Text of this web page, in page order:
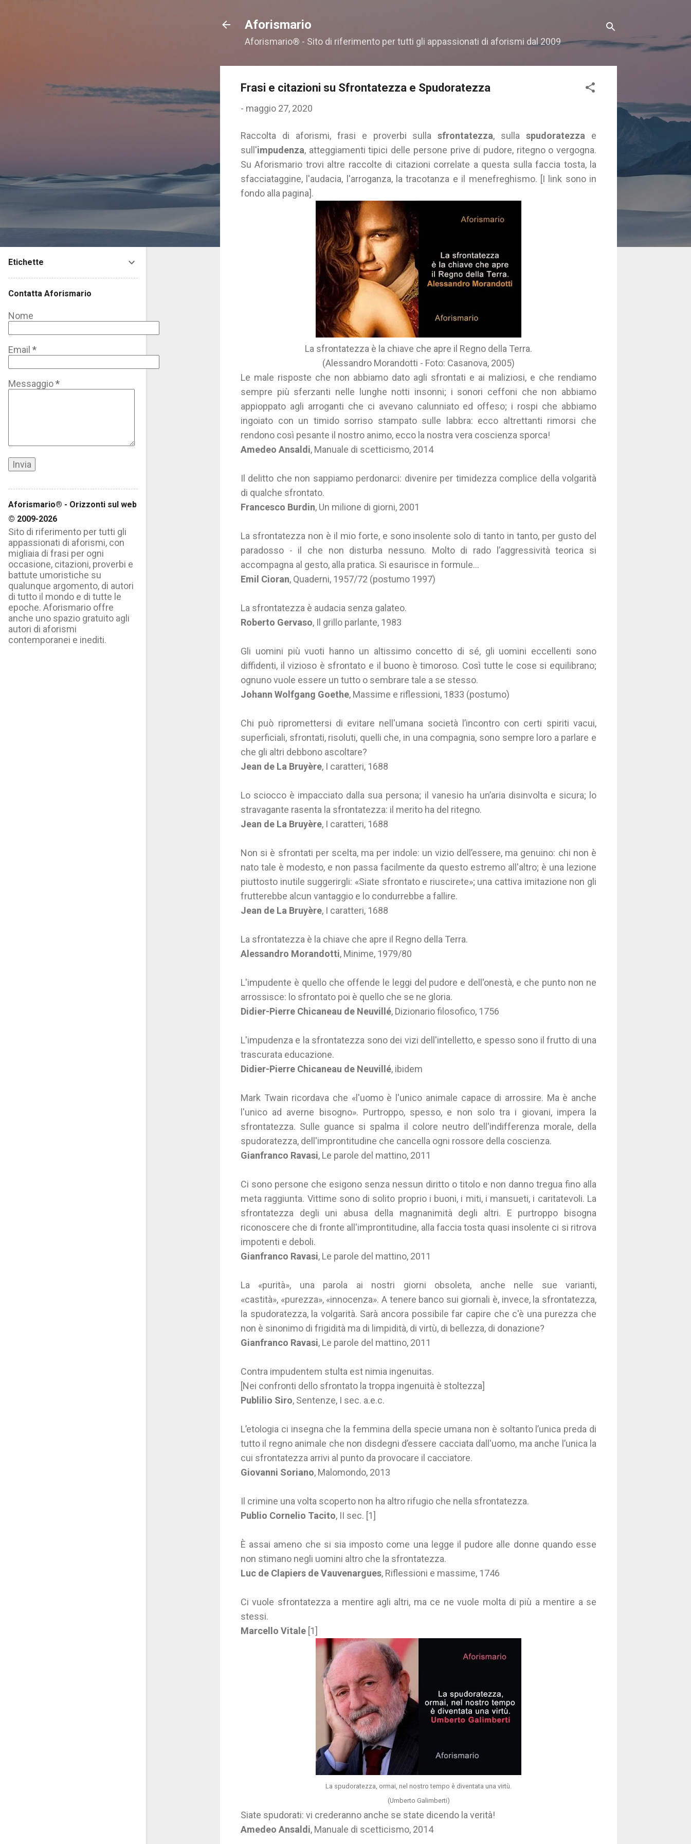
Aforismario
Aforismario® - Sito di riferimento per tutti gli appassionati di aforismi dal 2009
Frasi e citazioni su Sfrontatezza e Spudoratezza
- maggio 27, 2020
Raccolta di aforismi, frasi e proverbi sullasfrontatezza, sullaspudoratezza e
sull'impudenza, atteggiamenti tipici delle persone prive di pudore, ritegno o vergogna.
Su Aforismario trovi altre raccolte di citazioni correlate a questa sulla faccia tosta, la
sfacciataggine, l'audacia, l'arroganza, la tracotanza e il menefreghismo. [I link sono in
fondo alla pagina].
La sfrontatezza è la chiave che apre il Regno della Terra.
(Alessandro Morandotti - Foto: Casanova, 2005)
Le male risposte che non abbiamo dato agli sfrontati e ai maliziosi, e che rendiamo
sempre più sferzanti nelle lunghe notti insonni; i sonori ceffoni che non abbiamo
appioppato agli arroganti che ci avevano calunniato ed offeso; i rospi che abbiamo
ingoiato con un timido sorriso stampato sulle labbra: ecco altrettanti rimorsi che
rendono così pesante il nostro animo, ecco la nostra vera coscienza sporca!
Amedeo Ansaldi, Manuale di scetticismo, 2014
Il delitto che non sappiamo perdonarci: divenire per timidezza complice della volgarità
di qualche sfrontato.
Francesco Burdin, Un milione di giorni, 2001
La sfrontatezza non è il mio forte, e sono insolente solo di tanto in tanto, per gusto del
paradosso - il che non disturba nessuno. Molto di rado l’aggressività teorica si
accompagna al gesto, alla pratica. Si esaurisce in formule...
Emil Cioran, Quaderni, 1957/72 (postumo 1997)
La sfrontatezza è audacia senza galateo.
Roberto Gervaso, Il grillo parlante, 1983
Gli uomini più vuoti hanno un altissimo concetto di sé, gli uomini eccellenti sono
diffidenti, il vizioso è sfrontato e il buono è timoroso. Così tutte le cose si equilibrano;
ognuno vuole essere un tutto o sembrare tale a se stesso.
Johann Wolfgang Goethe, Massime e riflessioni, 1833 (postumo)
Chi può ripromettersi di evitare nell'umana società l’incontro con certi spiriti vacui,
superficiali, sfrontati, risoluti, quelli che, in una compagnia, sono sempre loro a parlare e
che gli altri debbono ascoltare?
Jean de La Bruyère, I caratteri, 1688
Lo sciocco è impacciato dalla sua persona; il vanesio ha un’aria disinvolta e sicura; lo
stravagante rasenta la sfrontatezza: il merito ha del ritegno.
Jean de La Bruyère, I caratteri, 1688
Non si è sfrontati per scelta, ma per indole: un vizio dell’essere, ma genuino: chi non è
nato tale è modesto, e non passa facilmente da questo estremo all'altro; è una lezione
piuttosto inutile suggerirgli: «Siate sfrontato e riuscirete»; una cattiva imitazione non gli
frutterebbe alcun vantaggio e lo condurrebbe a fallire.
Jean de La Bruyère, I caratteri, 1688
La sfrontatezza è la chiave che apre il Regno della Terra.
Alessandro Morandotti, Minime, 1979/80
L'impudente è quello che offende le leggi del pudore e dell'onestà, e che punto non ne
arrossisce: lo sfrontato poi è quello che se ne gloria.
Didier-Pierre Chicaneau de Neuvillé, Dizionario filosofico, 1756
L'impudenza e la sfrontatezza sono dei vizi dell'intelletto, e spesso sono il frutto di una
trascurata educazione.
Didier-Pierre Chicaneau de Neuvillé, ibidem
Mark Twain ricordava che «l'uomo è l'unico animale capace di arrossire. Ma è anche
l'unico ad averne bisogno». Purtroppo, spesso, e non solo tra i giovani, impera la
sfrontatezza. Sulle guance si spalma il colore neutro dell'indifferenza morale, della
spudoratezza, dell'improntitudine che cancella ogni rossore della coscienza.
Gianfranco Ravasi, Le parole del mattino, 2011
Ci sono persone che esigono senza nessun diritto o titolo e non danno tregua fino alla
meta raggiunta. Vittime sono di solito proprio i buoni, i miti, i mansueti, i caritatevoli. La
sfrontatezza degli uni abusa della magnanimità degli altri. E purtroppo bisogna
riconoscere che di fronte all'improntitudine, alla faccia tosta quasi insolente ci si ritrova
impotenti e deboli.
Gianfranco Ravasi, Le parole del mattino, 2011
La «purità», una parola ai nostri giorni obsoleta, anche nelle sue varianti,
«castità», «purezza», «innocenza». A tenere banco sui giornali è, invece, la sfrontatezza,
la spudoratezza, la volgarità. Sarà ancora possibile far capire che c'è una purezza che
non è sinonimo di frigidità ma di limpidità, di virtù, di bellezza, di donazione?
Gianfranco Ravasi, Le parole del mattino, 2011
Contra impudentem stulta est nimia ingenuitas.
[Nei confronti dello sfrontato la troppa ingenuità è stoltezza]
Publilio Siro, Sentenze, I sec. a.e.c.
L’etologia ci insegna che la femmina della specie umana non è soltanto l’unica preda di
tutto il regno animale che non disdegni d’essere cacciata dall'uomo, ma anche l’unica la
cui sfrontatezza arrivi al punto da provocare il cacciatore.
Giovanni Soriano, Malomondo, 2013
Il crimine una volta scoperto non ha altro rifugio che nella sfrontatezza.
Publio Cornelio Tacito, II sec. [1]
È assai ameno che si sia imposto come una legge il pudore alle donne quando esse
non stimano negli uomini altro che la sfrontatezza.
Luc de Clapiers de Vauvenargues, Riflessioni e massime, 1746
Ci vuole sfrontatezza a mentire agli altri, ma ce ne vuole molta di più a mentire a se
stessi.
Marcello Vitale [1]
La spudoratezza, ormai, nel nostro tempo è diventata una virtù.
(Umberto Galimberti)
Siate spudorati: vi crederanno anche se state dicendo la verità!
Amedeo Ansaldi, Manuale di scetticismo, 2014
Etichette
Contatta Aforismario
Nome
Email *
Messaggio*
Aforismario® - Orizzonti sul web
© 2009-2026
Sito di riferimento per tutti gli
appassionati di aforismi, con
migliaia di frasi per ogni
occasione, citazioni, proverbi e
battute umoristiche su
qualunque argomento, di autori
di tutto il mondo e di tutte le
epoche. Aforismario offre
anche uno spazio gratuito agli
autori di aforismi
contemporanei e inediti.